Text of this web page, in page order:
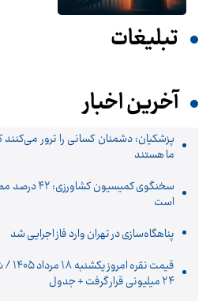
تبلیغات
آخرین اخبار
پزشکیان: دشمنان کسانی را ترور
ما هستند
سخنگوی
است
پناهگاه‌سازی در تهران وارد فاز اجرایی شد
۲۴ میلیونی قرار گرفت + جدول